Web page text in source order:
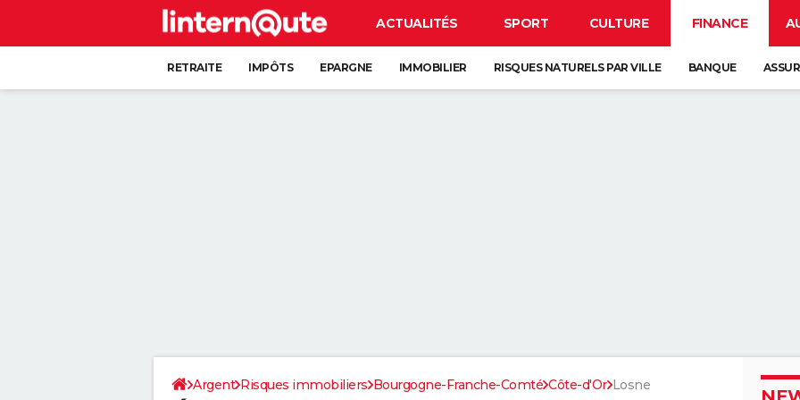
ACTUALITÉS SPORT CULTURE FINANCE
RETRAITE IMPÔTS EPARGNE IMMOBILIER RISQUES NATURELS PAR VILLE BANQUE
Argent Risques immobiliers Bourgogne-Franche-Comté Côte-d'Or Losne